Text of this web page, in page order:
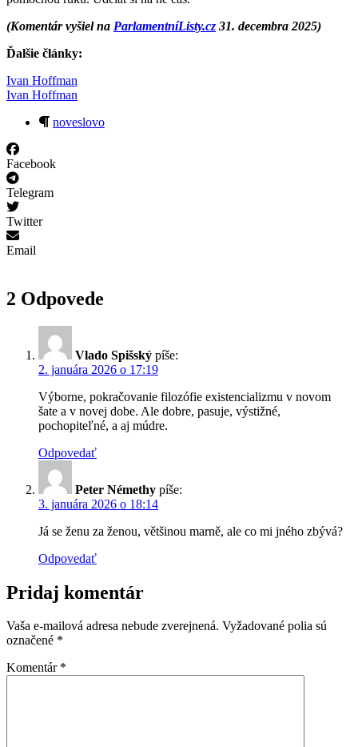
(Komentár vyšiel na ParlamentníListy.cz 31. decembra 2025)
Ďalšie články:
Ivan Hoffman
Ivan Hoffman
noveslovo
Facebook
Telegram
Twitter
Email
2 Odpovede
Vlado Spišský píše:
2. januára 2026 o 17:19
Výborne, pokračovanie filozófie existencializmu v novom
šate a v novej dobe. Ale dobre, pasuje, výstižné,
pochopiteľné, a aj múdre.
Odpovedať
Peter Némethy píše:
3. januára 2026 o 18:14
Já se ženu za ženou, většinou marně, ale co mi jného zbývá?
Odpovedať
Pridaj komentár
Vaša e-mailová adresa nebude zverejnená. Vyžadované polia sú
označené *
Komentár *